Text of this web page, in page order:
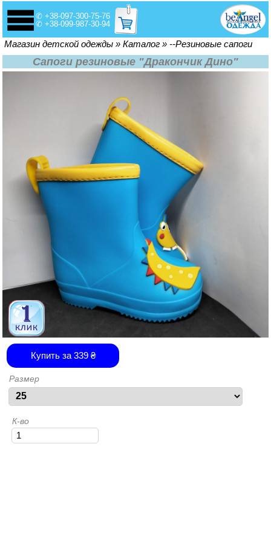
✆ +38-097-300-75-76
✆ +38-099-987-30-94
Вы здесь
Магазин детской одежды » Каталог » --Резиновые сапоги
Сапоги резиновые "Дракончик Дино"
Купить за 339₴
Размер
К-во